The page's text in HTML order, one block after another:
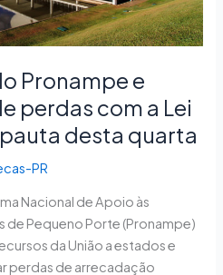
Pronampe e
perdas com a Lei
desta quarta
PR
Nacional de Apoio às
de Pequeno Porte (Pronampe)
da União a estados e
perdas de arrecadação